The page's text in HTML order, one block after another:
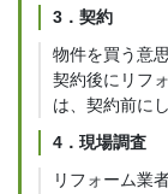
3．契約
物件を買う意
契約後にリフ
は、契約前に
4．現場調査
リフォーム業